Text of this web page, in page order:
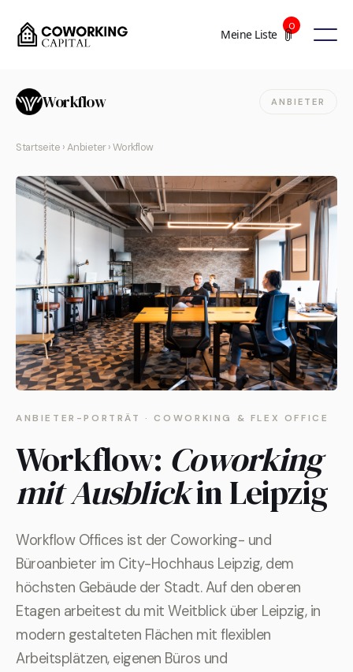
0
Meine Liste
Workflow ANBIETER
Startseite ›Anbieter› Workflow
ANBIETER-PORTRÄT · COWORKING & FLEX OFFICE
Workflow: Coworking
mit Ausblickin Leipzig
Workflow Offices ist der Coworking- und
Büroanbieter im City-Hochhaus Leipzig, dem
höchsten Gebäude der Stadt. Auf den oberen
Etagen arbeitest du mit Weitblick über Leipzig, in
modern gestalteten Flächen mit flexiblen
Arbeitsplätzen, eigenen Büros und